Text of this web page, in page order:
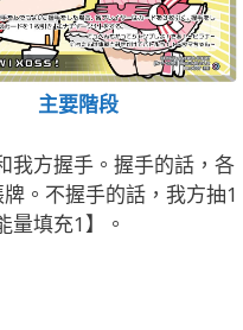
主要階段
我方握手。握手的話，各
。不握手的話，我方抽1
量填充1】。